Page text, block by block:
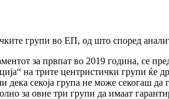
групи во ЕП, од што според
за првпат во 2019 година, се
на трите центристички групи
секоја група не може секогаш
за овие три групи да имаат